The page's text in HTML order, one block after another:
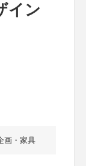
イン
画・家具